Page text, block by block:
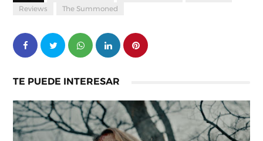
Reviews
The Summoned
TE PUEDE INTERESAR